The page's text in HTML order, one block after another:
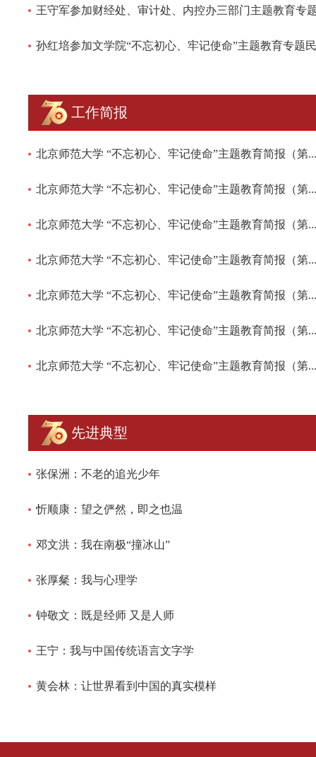
王守军参加财经处、审计处、内控办三部门主题教育专
孙红培参加文学院“不忘初心、牢记使命”主题教育专题
工作简报
北京师范大学 “不忘初心、牢记使命”主题教育简报（第...
北京师范大学 “不忘初心、牢记使命”主题教育简报（第...
北京师范大学 “不忘初心、牢记使命”主题教育简报（第...
北京师范大学 “不忘初心、牢记使命”主题教育简报（第...
北京师范大学 “不忘初心、牢记使命”主题教育简报（第...
北京师范大学 “不忘初心、牢记使命”主题教育简报（第...
北京师范大学 “不忘初心、牢记使命”主题教育简报（第...
先进典型
张保洲：不老的追光少年
忻顺康：望之俨然，即之也温
邓文洪：我在南极“撞冰山”
张厚粲：我与心理学
钟敬文：既是经师 又是人师
王宁：我与中国传统语言文字学
黄会林：让世界看到中国的真实模样